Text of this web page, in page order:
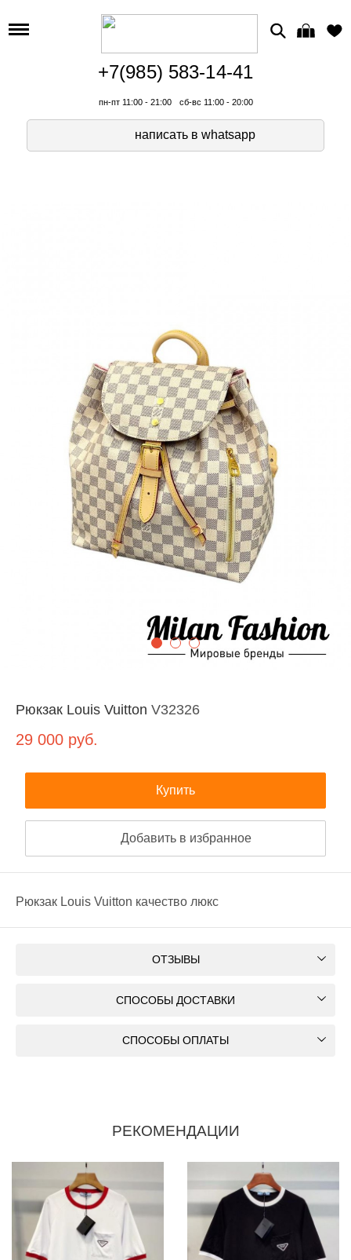
+7(985) 583-14-41
пн-пт 11:00 - 21:00 сб-вс 11:00 - 20:00
написать в whatsapp
Рюкзак Louis Vuitton V32326
29 000 руб.
Купить
Добавить в избранное
Рюкзак Louis Vuitton качество люкс
ОТЗЫВЫ
СПОСОБЫ ДОСТАВКИ
СПОСОБЫ ОПЛАТЫ
РЕКОМЕНДАЦИИ